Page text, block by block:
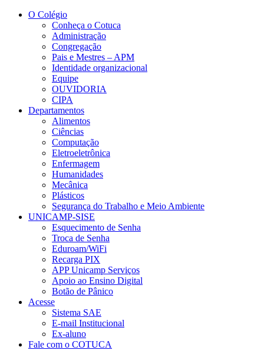
Conteúdo principal
O Colégio
Conheça o Cotuca
Administração
Congregação
Pais e Mestres – APM
Identidade organizacional
Equipe
OUVIDORIA
CIPA
Departamentos
Alimentos
Ciências
Computação
Eletroeletrônica
Enfermagem
Humanidades
Mecânica
Plásticos
Segurança do Trabalho e Meio Ambiente
UNICAMP-SISE
Esquecimento de Senha
Troca de Senha
Eduroam/WiFi
Recarga PIX
APP Unicamp Serviços
Apoio ao Ensino Digital
Botão de Pânico
Acesse
Sistema SAE
E-mail Institucional
Ex-aluno
Fale com o COTUCA